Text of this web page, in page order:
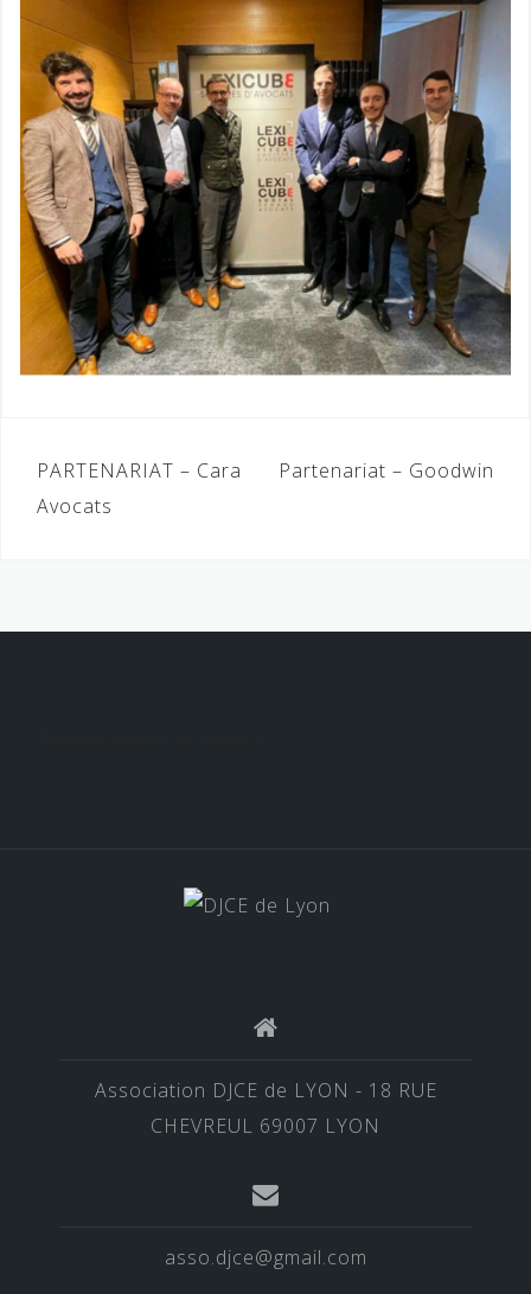
Navigation
de
PARTENARIAT – Cara
Avocats
Partenariat – Goodwin
Association DJCE de LYON - 18 RUE
CHEVREUL 69007 LYON
asso.djce@gmail.com